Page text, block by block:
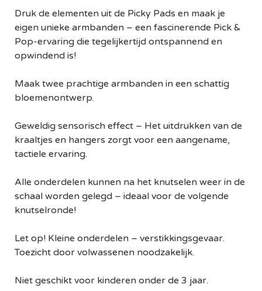
Druk de elementen uit de Picky Pads en maak je
eigen unieke armbanden – een fascinerende Pick &
Pop-ervaring die tegelijkertijd ontspannend en
opwindend is!
Maak twee prachtige armbanden in een schattig
bloemenontwerp.
Geweldig sensorisch effect – Het uitdrukken van de
kraaltjes en hangers zorgt voor een aangename,
tactiele ervaring.
Alle onderdelen kunnen na het knutselen weer in de
schaal worden gelegd – ideaal voor de volgende
knutselronde!
Let op! Kleine onderdelen – verstikkingsgevaar.
Toezicht door volwassenen noodzakelijk.
Niet geschikt voor kinderen onder de 3 jaar.